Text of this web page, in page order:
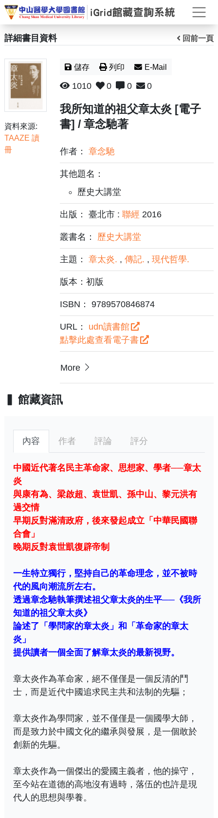
打
詳細書目資料 回前一頁
資料來源:
TAAZE 讀
冊
儲存 列印 E-Mail
1010 0 0 0
我所知道的祖父章太炎 [電子
書] / 章念馳著
作者：章念馳
其他題名：
歷史大講堂
出版： 臺北市 :聯經 2016
叢書名： 歷史大講堂
主題：章太炎. ,傳記. ,現代哲學.
版本：初版
ISBN： 9789570846874
URL： udn讀書館
點擊此處查看電子書
More
館藏資訊
內容 作者 評論 評分
中國近代著名民主革命家、思想家、學者──章太
炎
與康有為、梁啟超、袁世凱、孫中山、黎元洪有
過交情
早期反對滿清政府，後來發起成立「中華民國聯
合會」
晚期反對袁世凱復辟帝制
一生特立獨行，堅持自己的革命理念，並不被時
代的風向潮流所左右。
透過章念馳執筆撰述祖父章太炎的生平──《我所
知道的祖父章太炎》
論述了「學問家的章太炎」和「革命家的章太
炎」
提供讀者一個全面了解章太炎的最新視野。
章太炎作為革命家，絕不僅僅是一個反清的鬥
士，而是近代中國追求民主共和法制的先驅；
章太炎作為學問家，並不僅僅是一個國學大師，
而是致力於中國文化的繼承與發展，是一個敢於
創新的先驅。
章太炎作為一個傑出的愛國主義者，他的操守，
至今站在道德的高地沒有過時，落伍的也許是現
代人的思想與學養。